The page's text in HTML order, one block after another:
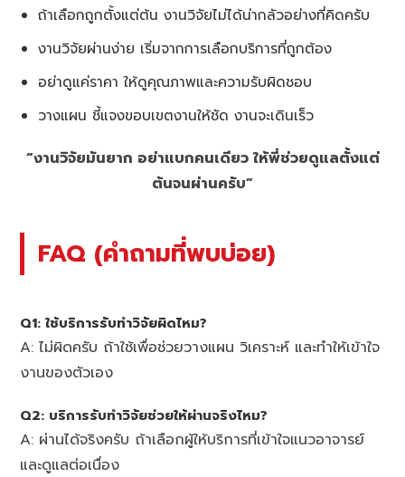
ถ้าเลือกถูกตั้งแต่ต้น งานวิจัยไม่ได้น่ากลัวอย่างที่คิดครับ
งานวิจัยผ่านง่าย เริ่มจากการเลือกบริการที่ถูกต้อง
อย่าดูแค่ราคา ให้ดูคุณภาพและความรับผิดชอบ
วางแผน ชี้แจงขอบเขตงานให้ชัด งานจะเดินเร็ว
“งานวิจัยมันยาก อย่าแบกคนเดียว ให้พี่ช่วยดูแลตั้งแต่
ต้นจนผ่านครับ”
FAQ (คำถามที่พบบ่อย)
Q1: ใช้บริการรับทำวิจัยผิดไหม?
A: ไม่ผิดครับ ถ้าใช้เพื่อช่วยวางแผน วิเคราะห์ และทำให้เข้าใจ
งานของตัวเอง
Q2: บริการรับทำวิจัยช่วยให้ผ่านจริงไหม?
A: ผ่านได้จริงครับ ถ้าเลือกผู้ให้บริการที่เข้าใจแนวอาจารย์
และดูแลต่อเนื่อง